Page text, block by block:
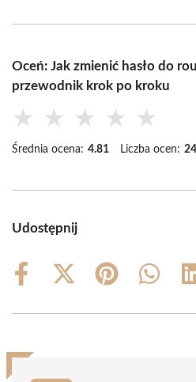
Oceń: Jak zmienić hasło do
przewodnik krok po kroku
★ ★ ★ ★ ★
Średnia ocena: 4.81 Liczba ocen: 24
Udostępnij
Share
Share
(Twitter)
Share
Share